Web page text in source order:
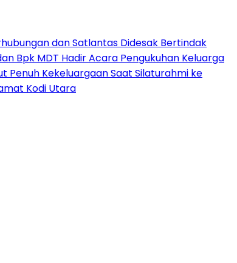
dan Satlantas Didesak Bertindak
Bpk MDT Hadir Acara Pengukuhan Keluarga
Penuh Kekeluargaan Saat Silaturahmi ke
Kodi Utara